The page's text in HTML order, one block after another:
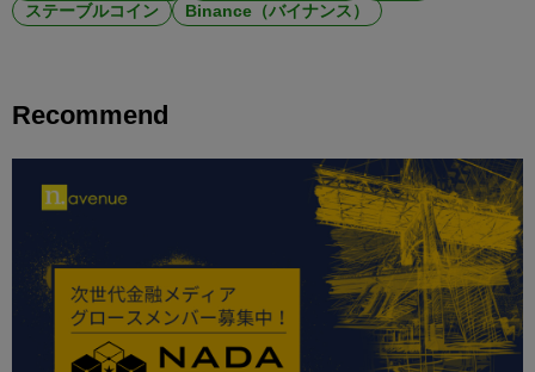
ステーブルコイン
Binance（バイナンス）
Recommend